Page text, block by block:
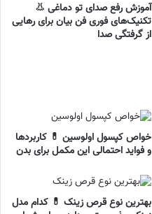
آموزش رفع صدای تو دماغی 👃
تکنیک‌های فوری فن بیان برای رهایی
از گرفتگی صدا
خواص کپسول اولوسین 💊 کاربردها
و فواید احتمالی این مکمل برای بدن
بهترین نوع قرص زینک 💊 کدام مدل